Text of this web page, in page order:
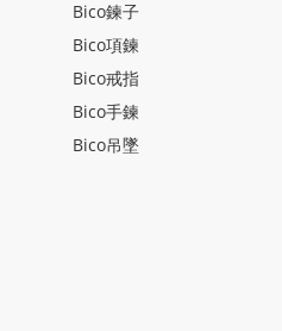
Bico鍊子
Bico項鍊
Bico戒指
Bico手鍊
Bico吊墜